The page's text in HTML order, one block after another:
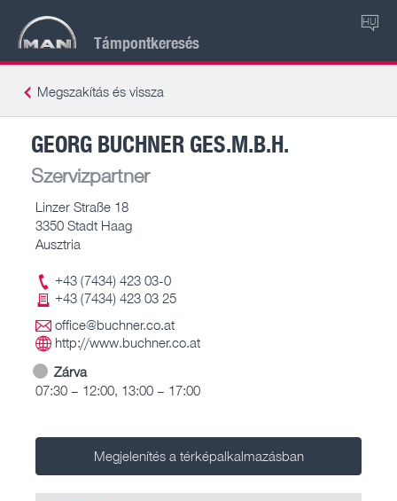
Támpontkeresés
HU
Megszakítás és vissza
GEORG BUCHNER GES.M.B.H.
Szervizpartner
Linzer Straße 18
3350 Stadt Haag
Ausztria
+43 (7434) 423 03-0
+43 (7434) 423 03 25
office@buchner.co.at
http://www.buchner.co.at
Zárva
07:30 – 12:00, 13:00 – 17:00
Megjelenítés a térképalkalmazásban